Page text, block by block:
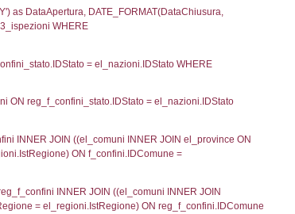
i ON i.CodiceUnivoco =
= el_com.IstComune LEFT
el_province.citta as ProvinciaST,
as RegioneSL FROM
ON a1_stabilimento.IstComuneSL =
LEFT JOIN el_regioni AS el_regioni_1